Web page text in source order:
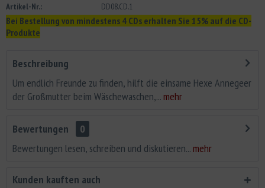
Artikel-Nr.: DD08.CD.1
Bei Bestellung von mindestens 4 CDs erhalten Sie 15% auf die CD-
Produkte
Beschreibung
Um endlich Freunde zu finden, hilft die einsame Hexe Annegeer
der Großmutter beim Wäschewaschen,... mehr
Bewertungen
0
Bewertungen lesen, schreiben und diskutieren... mehr
Kunden kauften auch